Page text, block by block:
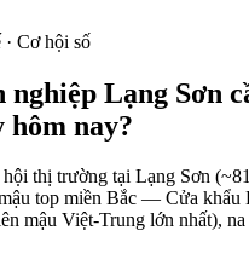
Cơ hội số
nghiệp Lạng Sơn
hôm nay?
thị trường tại Lạng Sơn (
top miền Bắc — Cửa khẩu
mậu Việt-Trung lớn nhất),